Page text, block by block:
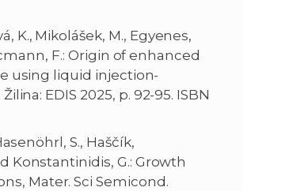
K., Mikolášek, M., Egyenes,
F.: Origin of enhanced
using liquid injection-
EDIS 2025, p. 92-95. ISBN
S., Haščík,
Konstantinidis, G.: Growth
Mater. Sci Semicond.